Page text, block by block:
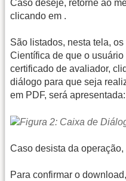
Caso deseje, retorne ao
clicando em .
São listados, nesta tela,
Científica de que o
certificado de avaliador,
diálogo para que seja
em PDF, será apresentada:
Caso desista da
Para confirmar o